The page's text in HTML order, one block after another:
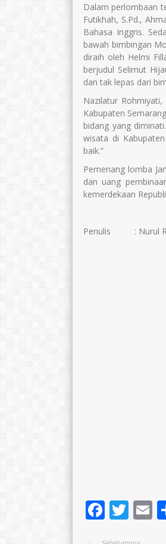
Dalam perlombaan
Futikhah, S.Pd.,
Bahasa Inggris.
bawah bimbingan
diraih oleh Helmi
berjudul Selimut
dan tak lepas dari
Nazilatur
Kabupaten
bidang yang
wisata di
baik.”
Pemenang lomba
dan uang
kemerdekaan
Penulis : Nurul
Sebelumnya